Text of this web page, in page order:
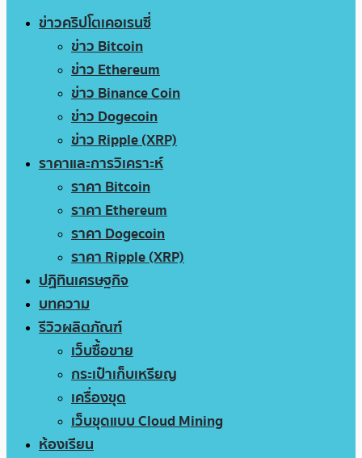
ข่าวคริปโตเคอเรนซี่
ข่าว Bitcoin
ข่าว Ethereum
ข่าว Binance Coin
ข่าว Dogecoin
ข่าว Ripple (XRP)
ราคาและการวิเคราะห์
ราคา Bitcoin
ราคา Ethereum
ราคา Dogecoin
ราคา Ripple (XRP)
ปฏิทินเศรษฐกิจ
บทความ
รีวิวผลิตภัณฑ์
เว็บซื้อขาย
กระเป๋าเก็บเหรียญ
เครื่องขุด
เว็บขุดแบบ Cloud Mining
ห้องเรียน